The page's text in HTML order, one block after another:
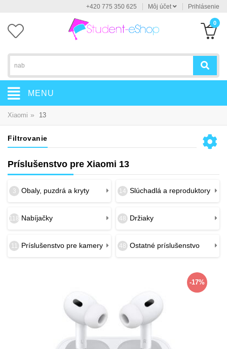
+420 775 350 625 Môj účet Prihlásenie
0
MENU
Xiaomi » 13
Filtrovanie
Príslušenstvo pre Xiaomi 13
3 Obaly, puzdrá a kryty 14 Slúchadlá a reproduktory
118 Nabíjačky 48 Držiaky
11 Príslušenstvo pre kamery 48 Ostatné príslušenstvo
-17%